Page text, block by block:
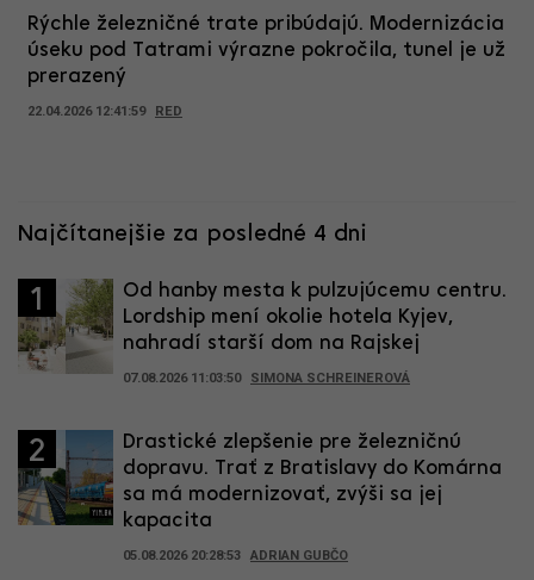
Rýchle železničné trate pribúdajú. Modernizácia
úseku pod Tatrami výrazne pokročila, tunel je už
prerazený
22.04.2026 12:41:59 RED
Najčítanejšie za posledné 4 dni
1
Od hanby mesta k pulzujúcemu centru.
Lordship mení okolie hotela Kyjev,
nahradí starší dom na Rajskej
07.08.2026 11:03:50 SIMONA SCHREINEROVÁ
2
Drastické zlepšenie pre železničnú
dopravu. Trať z Bratislavy do Komárna
sa má modernizovať, zvýši sa jej
kapacita
05.08.2026 20:28:53 ADRIAN GUBČO